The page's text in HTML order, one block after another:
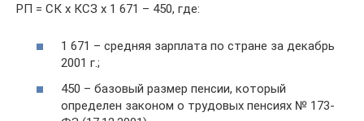
РП = СК х КСЗ х 1 671 – 450, где:
1 671 – средняя зарплата по стране за декабрь
2001 г.;
450 – базовый размер пенсии, который
определен законом о трудовых пенсиях № 173-